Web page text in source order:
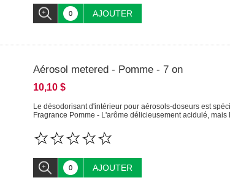
AJOUTER
Aérosol metered - Pomme - 7 on
10,10 $
Le désodorisant d'intérieur pour aérosols-doseurs est
Fragrance Pomme - L'arôme délicieusement acidulé,
AJOUTER